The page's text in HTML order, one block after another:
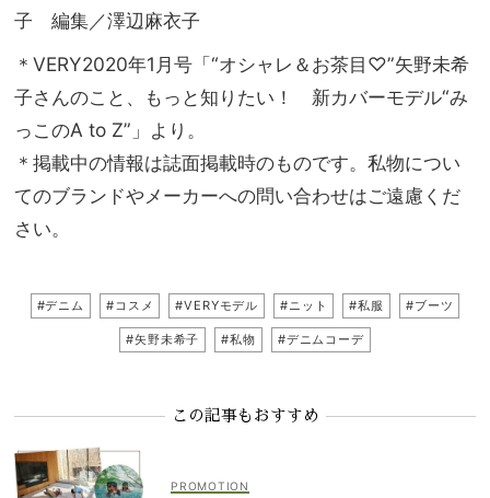
子 編集／澤辺麻衣子
＊VERY2020年1月号「“オシャレ＆お茶目♡”矢野未希
子さんのこと、もっと知りたい！ 新カバーモデル“み
っこのA to Z”」より。
＊掲載中の情報は誌面掲載時のものです。私物につい
てのブランドやメーカーへの問い合わせはご遠慮くだ
さい。
#デニム #コスメ #VERYモデル #ニット #私服 #ブーツ
#矢野未希子 #私物 #デニムコーデ
この記事もおすすめ